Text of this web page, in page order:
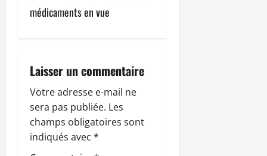
a
o
n
d
médicaments en vue
Laisser un commentaire
Votre adresse e-mail ne
sera pas publiée. Les
champs obligatoires sont
indiqués avec *